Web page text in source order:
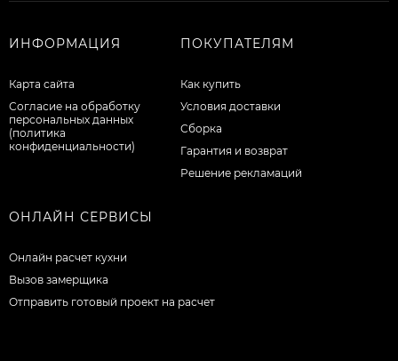
ИНФОРМАЦИЯ
Карта сайта
Согласие на обработку
персональных данных
(политика
конфиденциальности)
ПОКУПАТЕЛЯМ
Как купить
Условия доставки
Сборка
Гарантия и возврат
Решение рекламаций
ОНЛАЙН СЕРВИСЫ
Онлайн расчет кухни
Вызов замерщика
Отправить готовый проект на расчет